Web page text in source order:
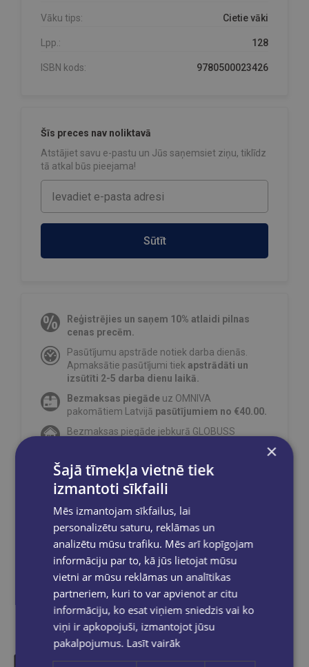
Vāku tips: Cietie vāki
Lpp.: 128
ISBN kods: 9780500023426
Šīs preces nav noliktavā
Atstājiet savu e-pastu un Jūs saņemsiet ziņu, tiklīdz
tā atkal būs pieejama!
Sūtīt
Reģistrējies un saņem 10% atlaidi pilnas
cenas precēm.
Pasūtījumu apstrāde notiek darba dienās.
Apmaksātie pasūtījumi tiek apstrādāti un
izsūtīti 2-5 darba dienu laikā.
Bezmaksas piegāde uz OMNIVA
pakomātiem Latvijā pasūtījumiem no €40.00.
Bezmaksas piegāde jebkurā GLOBUSS
e-pastu un/ vai SMS.
Dalies sociālajos tīklos:
×
Šajā tīmekļa vietnē tiek
izmantoti sīkfaili
Mēs izmantojam sīkfailus, lai
personalizētu saturu, reklāmas un
analizētu mūsu trafiku. Mēs arī kopīgojam
informāciju par to, kā jūs lietojat mūsu
vietni ar mūsu reklāmas un analītikas
partneriem, kuri to var apvienot ar citu
informāciju, ko esat viņiem sniedzis vai ko
viņi ir apkopojuši, izmantojot jūsu
pakalpojumus. Lasīt vairāk